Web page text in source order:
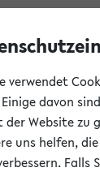
in
verwendet
davon
Website zu
uns helfen,
Falls